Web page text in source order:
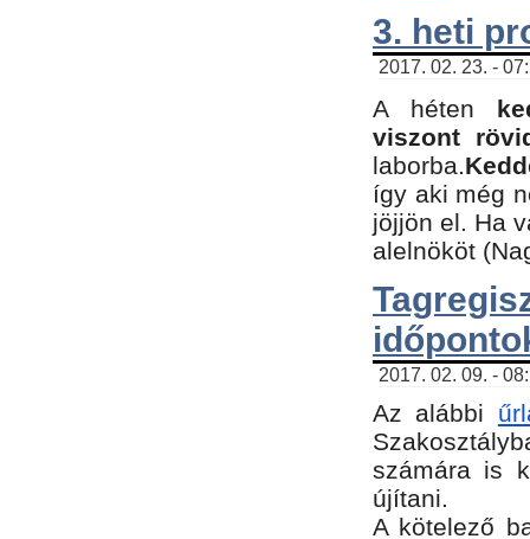
3. heti
2017. 02. 23. -
A héten
viszont
laborba.
így aki még
jöjjön el. Ha
alelnököt
2017. 02. 09. -
Az alábbi
számára is
újítani.
​A kötelező